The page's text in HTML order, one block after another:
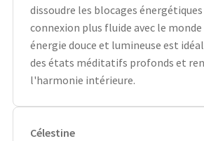
dissoudre les blocages
connexion plus fluide avec le
énergie douce et lumineuse est
des états méditatifs profonds et
l'harmonie intérieure.
Célestine